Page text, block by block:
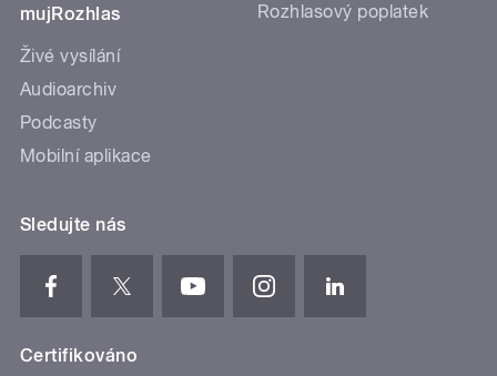
mujRozhlas
Živé vysílání
Audioarchiv
Podcasty
Mobilní aplikace
Rozhlasový poplatek
Sledujte nás
Certifikováno